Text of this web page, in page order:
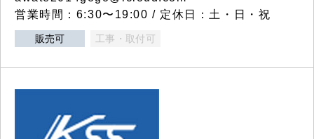
営業時間：6:30〜19:00 / 定休日：土・日・祝
販売可 工事・取付可